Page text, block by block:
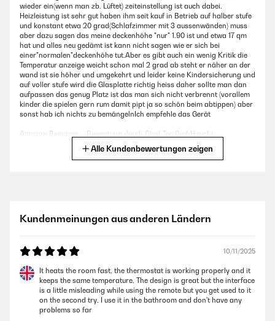
wieder ein(wenn man zb. Lüftet) zeiteinstellung ist auch dabei.
Heizleistung ist sehr gut haben ihm seit kauf in Betrieb auf halber stufe
und konstant etwa 20 grad(Schlafzimmer mit 3 aussenwänden) muss
aber dazu sagen das meine deckenhöhe "nur" 1.90 ist und etwa 17 qm
hat und alles neu gedämt ist kann nicht sagen wie er sich bei
einer"normalen"deckenhöhe tut.Aber es gibt auch ein wenig Kritik die
Temperatur anzeige weicht schon mal 2 grad ab steht er näher an der
wand ist sie höher und umgekehrt und leider keine Kindersicherung und
auf voller stufe wird die Glasplatte richtig heiss daher sollte man dan
aufpassen das genug Platz ist das man sich nicht verbrennt (vorallem
kinder die spielen gern rum damit pipt ja so schön beim abtippen) aber
sonst hab ich nichts zu bemängelnIch empfehle das Gerät
Amazon Benutzer – Bewertung durch Chal-Tec GmbH nicht
eigenständig überprüft
zwischen den Räumen zu transportieren ist.Naturlich nett, dass das
wird nur selten genutzt. Da soll es schnell gehen, gleichmäßig und
natürlich die Größe des Kellers heizen können. Das macht der Klarstein
sehr gut. Das Bad hat eine kleinere Fläche und ist dementsprechend
schneller aufgewärmt.Meine Frau freuts nach dem Duschen.Die App
selber finde ich gut gemacht. Sie ist übersichtlich und die Einstellung
der Temperatur geht schnell. Maximal Temperatur und der Wechsel
zwischen Normal und Eco Modus ,sowie ein Countdown und Zeitplan
finde ich gut. Die Displaybeleuchtung kann man auch ausschalten. Man
Alle Kundenbewertungen zeigen
Kundenmeinungen aus anderen Ländern
10/11/2025
It heats the room fast, the thermostat is working properly and it
keeps the same temperature. The design is great but the interface
is a little misleading while using the remote but you get used to it
on the second try. I use it in the bathroom and don't have any
problems so far